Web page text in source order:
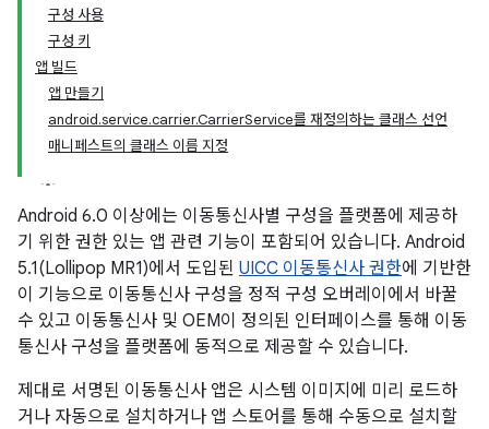
구성 사용
구성 키
앱 빌드
앱 만들기
android.service.carrier.CarrierService를 재정의하는 클래스 선언
매니페스트의 클래스 이름 지정
Android 6.0 이상에는 이동통신사별 구성을 플랫폼에 제공하
기 위한 권한 있는 앱 관련 기능이 포함되어 있습니다. Android
5.1(Lollipop MR1)에서 도입된 UICC 이동통신사 권한에 기반한
이 기능으로 이동통신사 구성을 정적 구성 오버레이에서 바꿀
수 있고 이동통신사 및 OEM이 정의된 인터페이스를 통해 이동
통신사 구성을 플랫폼에 동적으로 제공할 수 있습니다.
제대로 서명된 이동통신사 앱은 시스템 이미지에 미리 로드하
거나 자동으로 설치하거나 앱 스토어를 통해 수동으로 설치할